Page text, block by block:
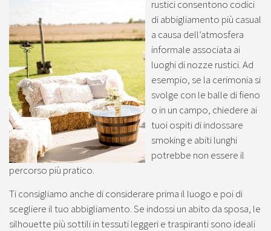
rustici consentono codici
di abbigliamento più casual
a causa dell’atmosfera
informale associata ai
luoghi di nozze rustici. Ad
esempio, se la cerimonia si
svolge con le balle di fieno
o in un campo, chiedere ai
tuoi ospiti di indossare
smoking e abiti lunghi
potrebbe non essere il
percorso più pratico.
Ti consigliamo anche di considerare prima il luogo e poi di
scegliere il tuo abbigliamento. Se indossi un abito da sposa, le
silhouette più sottili in tessuti leggeri e traspiranti sono ideali